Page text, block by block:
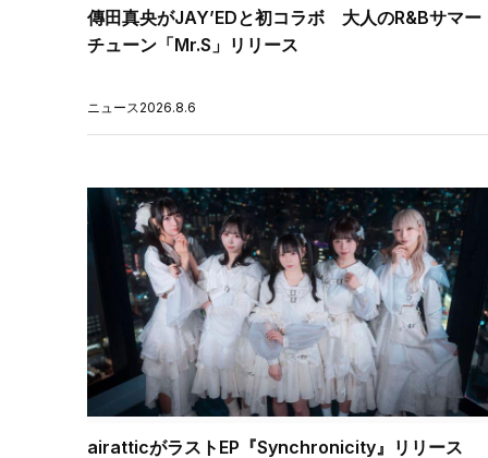
傳田真央がJAY’EDと初コラボ 大人のR&Bサマー
チューン「Mr.S」リリース
ニュース2026.8.6
airatticがラストEP『Synchronicity』リリース